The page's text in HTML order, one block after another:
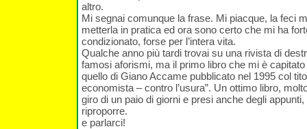
altro.
Mi segnai comunque la frase. Mi piacque, la feci
metterla in pratica ed ora sono certo che mi ha
condizionato, forse per l’intera vita.
Qualche anno più tardi trovai su una rivista di
famosi aforismi, ma il primo libro che mi è
quello di Giano Accame pubblicato nel 1995 col
economista – contro l’usura”. Un ottimo libro,
giro di un paio di giorni e presi anche degli
riproporre.
e parlarci!